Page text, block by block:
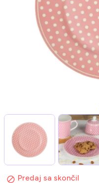
Predaj sa skončil